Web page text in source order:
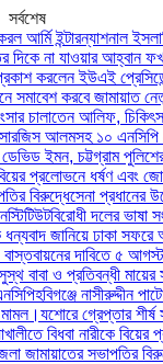
সর্বশেষ
ইন্টারন্যাশনাল
না যাওয়ার আহ্বান
করলেন ইউএই প্রেসিডেন্ট
করবে জামায়াত
চালাতেন আলিফ, চিকিৎসা
আলমসহ ১০ এনসিপি
ইমন, চট্টগ্রাম পুলিশের
প্রলোভনে ধর্ষণ এবং
বিরুদ্ধেসেনা প্রধানের
বিরোধী দলের ভাষা
জানিয়ে ঢাকা সফরে
দাবিতে ৫ আগস্ট
ও প্রতিবন্ধী মায়ের
হবিগঞ্জে নাসীরুদ্দীন
যশোরে গ্রেপ্তার শীর্ষ
বিধবা নারীকে বিয়ের
সভাপতির